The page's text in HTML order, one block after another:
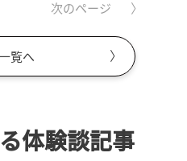
覧へ
次のページ
体験談記事